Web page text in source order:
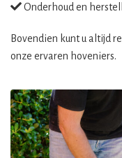
Onderhoud en
Bovendien kunt u altijd
onze ervaren hoveniers.